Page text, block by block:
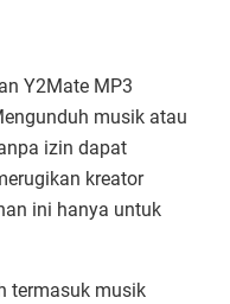
Y2Mate MP3
musik atau
izin dapat
kreator
ini hanya untuk
termasuk musik